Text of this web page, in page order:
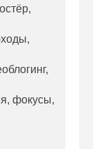
фокусы,